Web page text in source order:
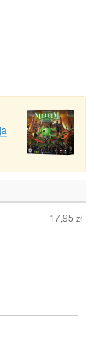
17,95 zł